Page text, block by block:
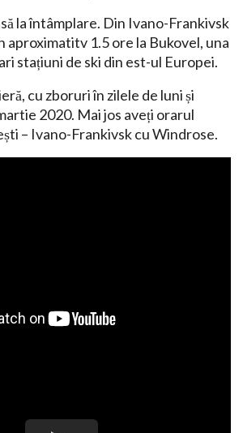
la întâmplare. Din Ivano-Frankivsk
aproximatitv 1.5 ore la Bukovel, una
stațiuni de ski din est-ul Europei.
cu zboruri în zilele de luni și
2020. Mai jos aveți orarul
– Ivano-Frankivsk cu Windrose.